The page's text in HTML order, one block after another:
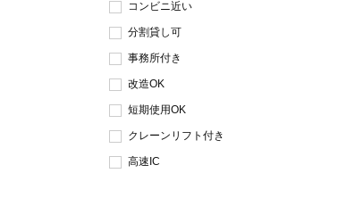
コンビニ近い
分割貸し可
事務所付き
改造OK
短期使用OK
クレーンリフト付き
高速IC